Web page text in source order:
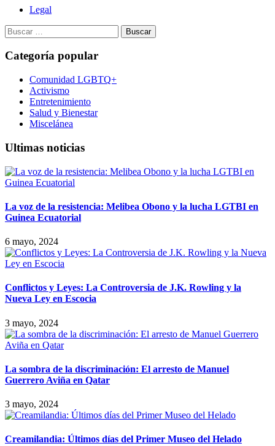
Legal
Buscar:
Categoría popular
Comunidad LGBTQ+
Activismo
Entretenimiento
Salud y Bienestar
Miscelánea
Ultimas noticias
La voz de la resistencia: Melibea Obono y la lucha LGTBI en
Guinea Ecuatorial
6 mayo, 2024
Conflictos y Leyes: La Controversia de J.K. Rowling y la
Nueva Ley en Escocia
3 mayo, 2024
La sombra de la discriminación: El arresto de Manuel
Guerrero Aviña en Qatar
3 mayo, 2024
Creamilandia: Últimos días del Primer Museo del Helado